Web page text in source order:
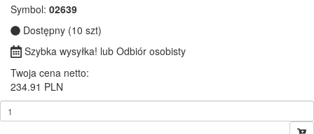
Symbol: 02639
Dostępny (10 szt)
Szybka wysyłka! lub Odbiór osobisty
Twoja cena netto:
234.91 PLN